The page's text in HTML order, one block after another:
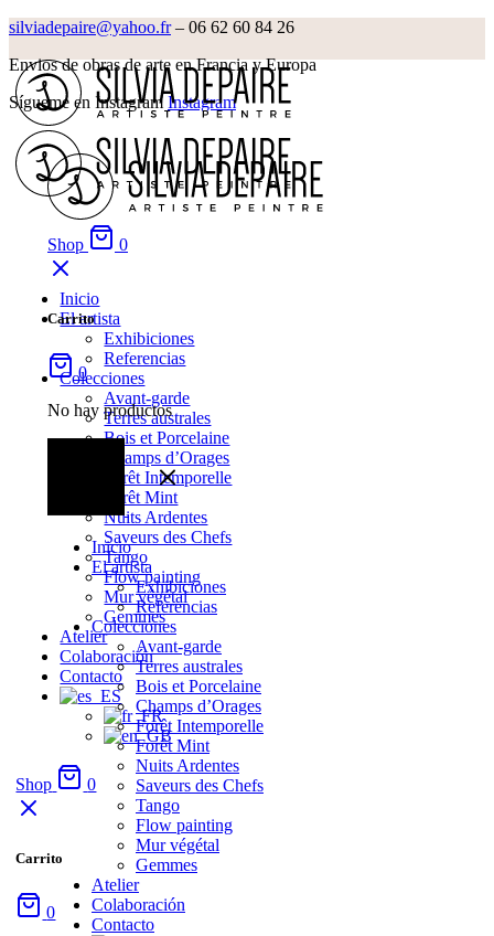
silviadepaire@yahoo.fr– 06 62 60 84 26‬
Envios de obras de arte en Francia y Europa
Sígueme en Instagram Instagram
Inicio
El artista
Exhibiciones
Referencias
Colecciones
Avant-garde
Terres australes
Bois et Porcelaine
Champs d’Orages
Forêt Intemporelle
Forêt Mint
Nuits Ardentes
Saveurs des Chefs
Tango
Flow painting
Mur végétal
Gemmes
Atelier
Colaboración
Contacto
Shop 0
Carrito
0
Shop 0
Carrito
0
No hay productos
Inicio
El artista
Exhibiciones
Referencias
Colecciones
Avant-garde
Terres australes
Bois et Porcelaine
Champs d’Orages
Forêt Intemporelle
Forêt Mint
Nuits Ardentes
Saveurs des Chefs
Tango
Flow painting
Mur végétal
Gemmes
Atelier
Colaboración
Contacto